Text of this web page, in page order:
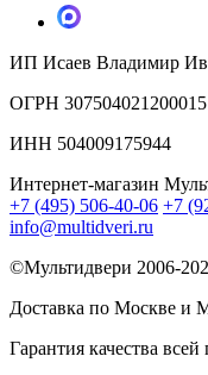
ИП Исаев Владимир
ОГРН 307504021200015
ИНН 504009175944
Интернет-магазин
+7 (495) 506-40-06 +7
info@multidveri.ru
©Мультидвери ‎2006-
Доставка по Москве и
Гарантия качества